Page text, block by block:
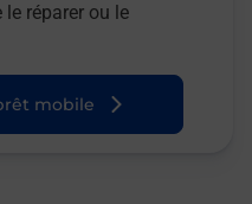
réparer ou le
mobile